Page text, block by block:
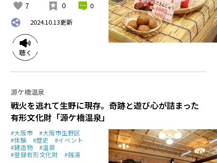
7 0
0
2024.10.13更新
源ケ橋温泉
戦火を逃れて生野に現存。奇跡と遊び心が詰まった
有形文化財「源ケ橋温泉」
#大阪市 #大阪市生野区
#体験 #歴史 #イベント
#建造物 #温泉
#登録有形文化財 #銭湯